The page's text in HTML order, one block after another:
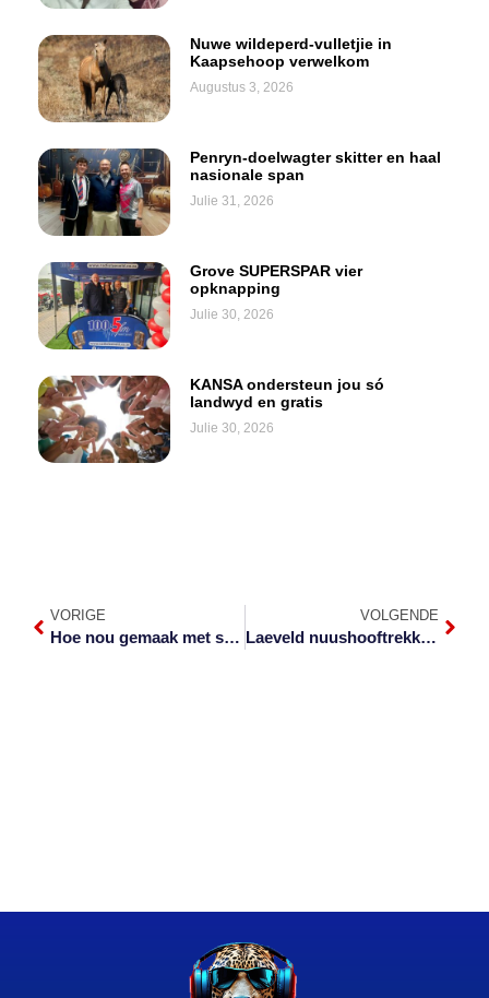
Nuwe wildeperd-vulletjie in
Kaapsehoop verwelkom
Augustus 3, 2026
Penryn-doelwagter skitter en haal
nasionale span
Julie 31, 2026
Grove SUPERSPAR vier
opknapping
Julie 30, 2026
KANSA ondersteun jou só
landwyd en gratis
Julie 30, 2026
VORIGE
Hoe nou gemaak met sekuriteit die feestyd
VOLGENDE
Laeveld nuushooftrekke – Week 46 van 2023